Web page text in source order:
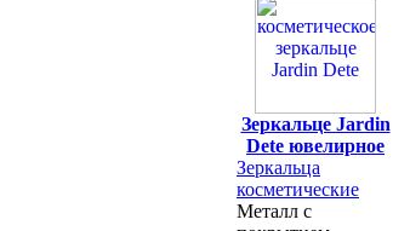
Зеркальце Jardin
Dete ювелирное
Зеркальца
косметические
Металл с